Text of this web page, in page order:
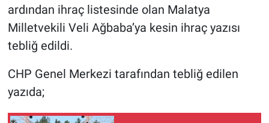
ardından ihraç listesinde olan Malatya
Milletvekili Veli Ağbaba’ya kesin ihraç yazısı
tebliğ edildi.
CHP Genel Merkezi tarafından tebliğ edilen
yazıda;